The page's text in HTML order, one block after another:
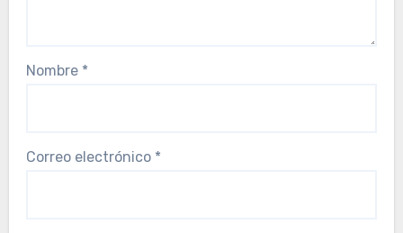
Nombre *
Correo electrónico *